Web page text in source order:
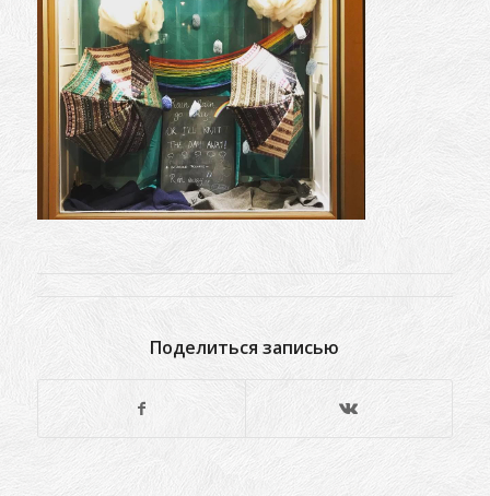
Поделиться записью